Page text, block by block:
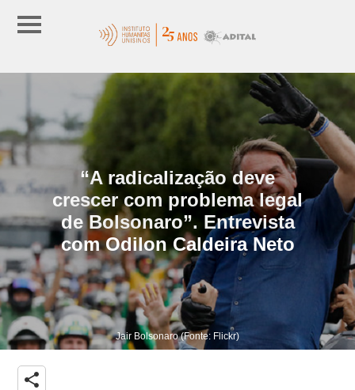
“A radicalização deve
crescer com problema legal
de Bolsonaro”. Entrevista
com Odilon Caldeira Neto
Jair Bolsonaro (Fonte: Flickr)
share